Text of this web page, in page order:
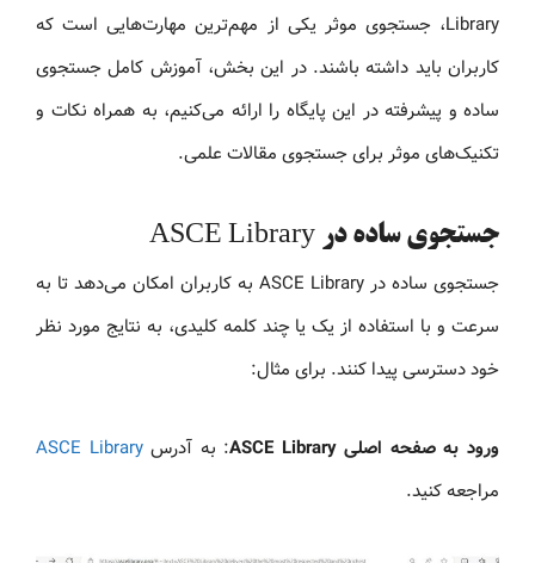
Library، جستجوی موثر یکی از مهم‌ترین مهارت‌هایی است که
کاربران باید داشته باشند. در این بخش، آموزش کامل جستجوی
ساده و پیشرفته در این پایگاه را ارائه می‌کنیم، به همراه نکات و
تکنیک‌های موثر برای جستجوی مقالات علمی.
جستجوی ساده در ASCE Library
جستجوی ساده در ASCE Library به کاربران امکان می‌دهد تا به
سرعت و با استفاده از یک یا چند کلمه کلیدی، به نتایج مورد نظر
خود دسترسی پیدا کنند. برای مثال:
ورود به صفحه اصلی ASCE Library : به آدرسASCE Library
مراجعه کنید.